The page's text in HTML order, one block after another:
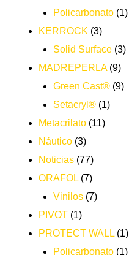
Policarbonato (1)
KERROCK (3)
Solid Surface (3)
MADREPERLA(9)
Green Cast® (9)
Setacryl® (1)
Metacrilato (11)
Náutico (3)
Noticias (77)
ORAFOL (7)
Vinilos (7)
PIVOT (1)
PROTECT WALL (1)
Policarbonato (1)